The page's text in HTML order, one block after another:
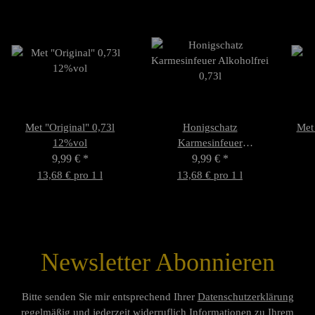
Met "Original" 0,73l
12%vol
9,99 € *
13,68 € pro 1 l
Honigschatz
Karmesinfeuer
Alkoholfrei 0,73l
9,99 € *
13,68 € pro 1 l
Newsletter Abonnieren
Bitte senden Sie mir entsprechend Ihrer Datenschutzerklärung
regelmäßig und jederzeit widerruflich Informationen zu Ihrem